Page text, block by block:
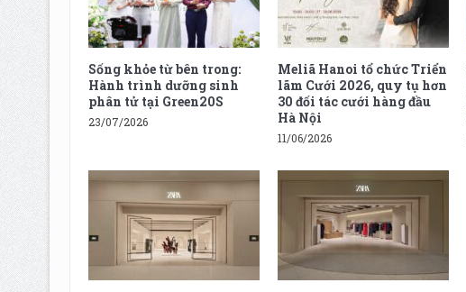
Sống khỏe từ bên trong:
Hành trình dưỡng sinh
phân tử tại Green20S
23/07/2026
Meliã Hanoi tổ chức Triển
lãm Cưới 2026, quy tụ hơn
30 đối tác cưới hàng đầu
Hà Nội
11/06/2026